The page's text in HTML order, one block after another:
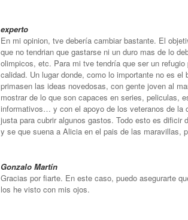
experto
En mi opinion, tve debería cambiar bastante. El
que no tendrian que gastarse ni un duro mas de lo
olimpicos, etc. Para mi tve tendría que ser un
calidad. Un lugar donde, como lo importante no es el
primasen las ideas novedosas, con gente joven al
mostrar de lo que son capaces en series, peliculas,
informativos… y con el apoyo de los veteranos de la
justa para cubrir algunos gastos. Todo esto es dificir
y se que suena a Alicia en el pais de las maravillas,
Gonzalo Martín
Gracias por fiarte. En este caso, puedo asegurarte
los he visto con mis ojos.